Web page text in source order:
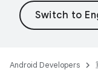
Android Developers